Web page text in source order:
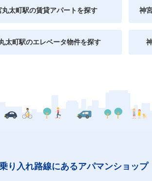
丸太町駅の賃貸アパートを探す 神
太町駅のエレベータ物件を探す
り入れ路線にあるアパマンショップ